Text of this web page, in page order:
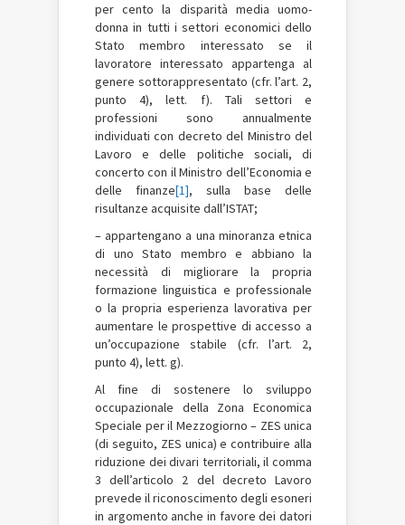
per cento la disparità media uomo-
donna in tutti i settori economici dello
Stato membro interessato se il
lavoratore interessato appartenga al
genere sottorappresentato (cfr. l’art. 2,
punto 4), lett. f). Tali settori e
professioni sono annualmente
individuati con decreto del Ministro del
Lavoro e delle politiche sociali, di
concerto con il Ministro dell’Economia e
delle finanze[1], sulla base delle
risultanze acquisite dall’ISTAT;
– appartengano a una minoranza etnica
di uno Stato membro e abbiano la
necessità di migliorare la propria
formazione linguistica e professionale
o la propria esperienza lavorativa per
aumentare le prospettive di accesso a
un’occupazione stabile (cfr. l’art. 2,
punto 4), lett. g).
Al fine di sostenere lo sviluppo
occupazionale della Zona Economica
Speciale per il Mezzogiorno – ZES unica
(di seguito, ZES unica) e contribuire alla
riduzione dei divari territoriali, il comma
3 dell’articolo 2 del decreto Lavoro
prevede il riconoscimento degli esoneri
in argomento anche in favore dei datori